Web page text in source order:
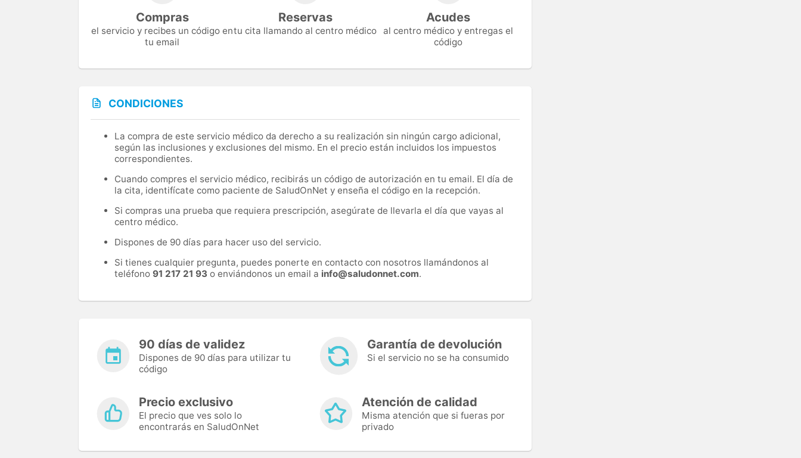
Compras
el servicio y recibes un código en
tu email
Reservas
tu cita llamando al centro médico
Acudes
al centro médico y entregas el
código
CONDICIONES
La compra de este servicio médico da derecho a su realización sin ningún cargo adicional,
según las inclusiones y exclusiones del mismo. En el precio están incluidos los impuestos
correspondientes.
Cuando compres el servicio médico, recibirás un código de autorización en tu email. El día de
la cita, identifícate como paciente de SaludOnNet y enseña el código en la recepción.
Si compras una prueba que requiera prescripción, asegúrate de llevarla el día que vayas al
centro médico.
Dispones de 90 días para hacer uso del servicio.
Si tienes cualquier pregunta, puedes ponerte en contacto con nosotros llamándonos al
teléfono 91 217 21 93 o enviándonos un email a info@saludonnet.com.
90 días de validez
Dispones de 90 días para utilizar tu
código
Garantía de devolución
Si el servicio no se ha consumido
Precio exclusivo
El precio que ves solo lo
encontrarás en SaludOnNet
Atención de calidad
Misma atención que si fueras por
privado